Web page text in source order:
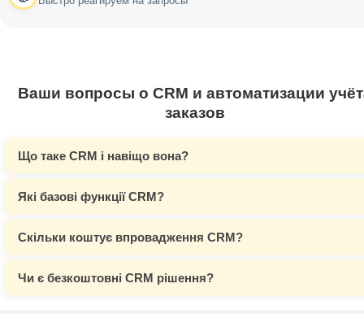
Ваши вопросы о CRM и автоматизации
заказов
Що таке CRM і навіщо вона?
Які базові функції CRM?
Скільки коштує впровадження CRM?
Чи є безкоштовні CRM рішення?